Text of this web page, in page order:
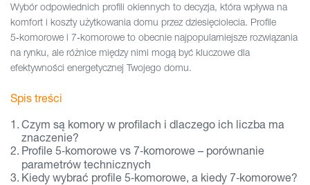
Wybór odpowiednich profili okiennych to decyzja, która wpływa na
komfort i koszty użytkowania domu przez dziesięciolecia. Profile
5‑komorowe i 7‑komorowe to obecnie najpopularniejsze rozwiązania
na rynku, ale różnice między nimi mogą być kluczowe dla
efektywności energetycznej Twojego domu.
Spis treści
Czym są komory w profilach i dlaczego ich liczba ma
znaczenie?
Profile 5‑komorowe vs 7‑komorowe – porównanie
parametrów technicznych
Kiedy wybrać profile 5‑komorowe, a kiedy 7‑komorowe?